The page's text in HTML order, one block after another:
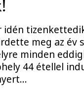
idén
meg az év
minden
44 étellel